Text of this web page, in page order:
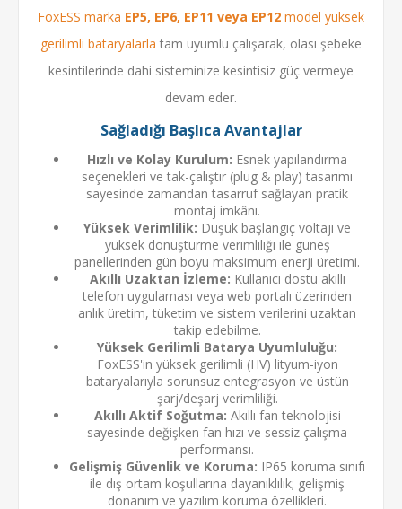
FoxESS marka EP5, EP6, EP11 veya EP12 model yüksek
gerilimli bataryalarla tam uyumlu çalışarak, olası şebeke
kesintilerinde dahi sisteminize kesintisiz güç vermeye
devam eder.
Sağladığı Başlıca Avantajlar
Hızlı ve Kolay Kurulum: Esnek yapılandırma
seçenekleri ve tak-çalıştır (plug & play) tasarımı
sayesinde zamandan tasarruf sağlayan pratik
montaj imkânı.
Yüksek Verimlilik: Düşük başlangıç voltajı ve
yüksek dönüştürme verimliliği ile güneş
panellerinden gün boyu maksimum enerji üretimi.
Akıllı Uzaktan İzleme: Kullanıcı dostu akıllı
telefon uygulaması veya web portalı üzerinden
anlık üretim, tüketim ve sistem verilerini uzaktan
takip edebilme.
Yüksek Gerilimli Batarya Uyumluluğu:
FoxESS'in yüksek gerilimli (HV) lityum-iyon
bataryalarıyla sorunsuz entegrasyon ve üstün
şarj/deşarj verimliliği.
Akıllı Aktif Soğutma: Akıllı fan teknolojisi
sayesinde değişken fan hızı ve sessiz çalışma
performansı.
Gelişmiş Güvenlik ve Koruma: IP65 koruma sınıfı
ile dış ortam koşullarına dayanıklılık; gelişmiş
donanım ve yazılım koruma özellikleri.